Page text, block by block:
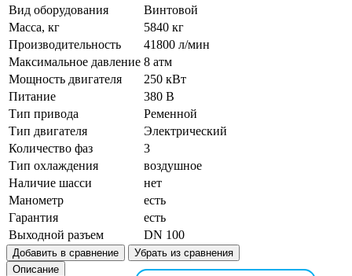
Вид оборудования
Винтовой
Масса, кг
5840 кг
Производительность
41800 л/мин
Максимальное давление 8 атм
Мощность двигателя
250 кВт
Питание
380 В
Тип привода
Ременной
Тип двигателя
Электрический
Количество фаз
3
Тип охлаждения
воздушное
Наличие шасси
нет
Манометр
есть
Гарантия
есть
Выходной разъем
DN 100
Добавить в сравнение
Убрать из сравнения
Описание